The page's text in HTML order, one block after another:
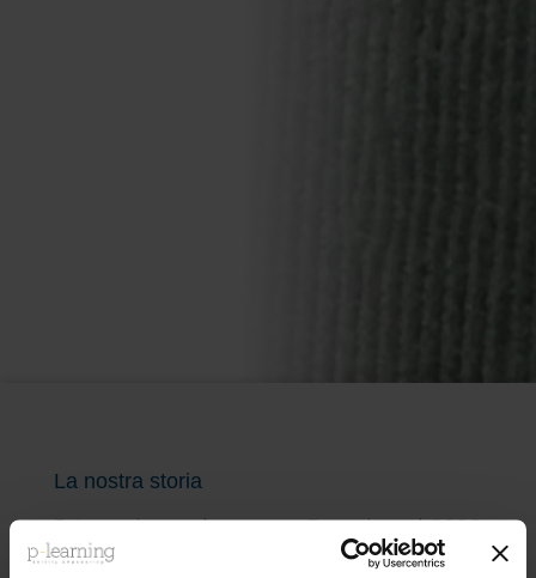
La nostra storia
P-Learning s.r.l. nasce a Brescia nel 2008
dall'intuizione di un gruppo di ingegneri.